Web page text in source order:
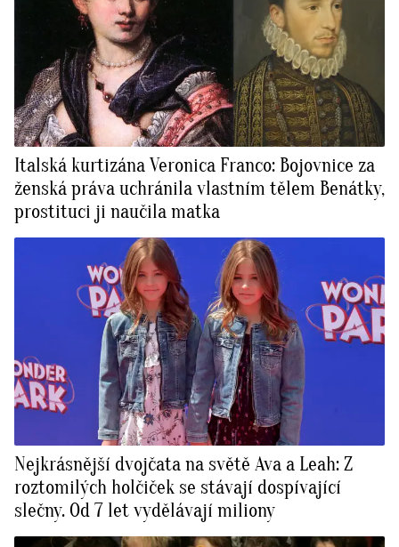
Italská kurtizána Veronica Franco: Bojovnice za
ženská práva uchránila vlastním tělem Benátky,
prostituci ji naučila matka
Nejkrásnější dvojčata na světě Ava a Leah: Z
roztomilých holčiček se stávají dospívající
slečny. Od 7 let vydělávají miliony